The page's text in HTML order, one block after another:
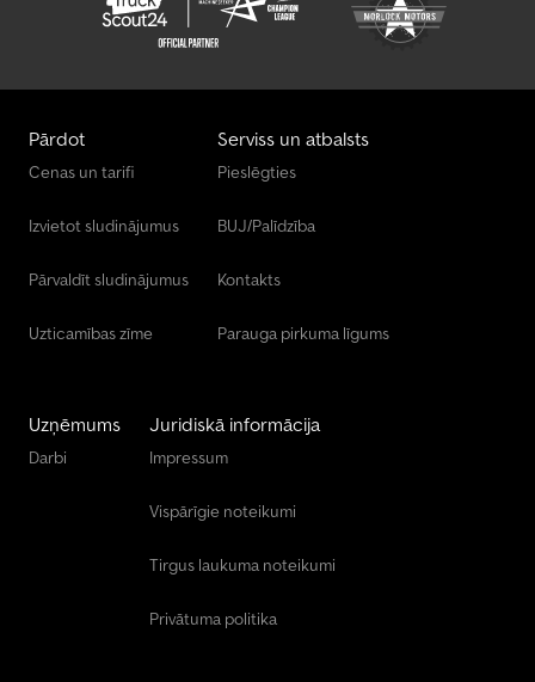
Pārdot
Cenas un tarifi
Izvietot sludinājumus
Pārvaldīt sludinājumus
Uzticamības zīme
Serviss un atbalsts
Pieslēgties
BUJ/Palīdzība
Kontakts
Parauga pirkuma līgums
Uzņēmums
Darbi
Juridiskā informācija
Impressum
Vispārīgie noteikumi
Tirgus laukuma noteikumi
Privātuma politika